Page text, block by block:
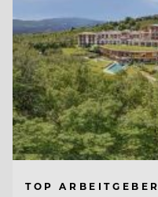
TOP ARBEITGEBER